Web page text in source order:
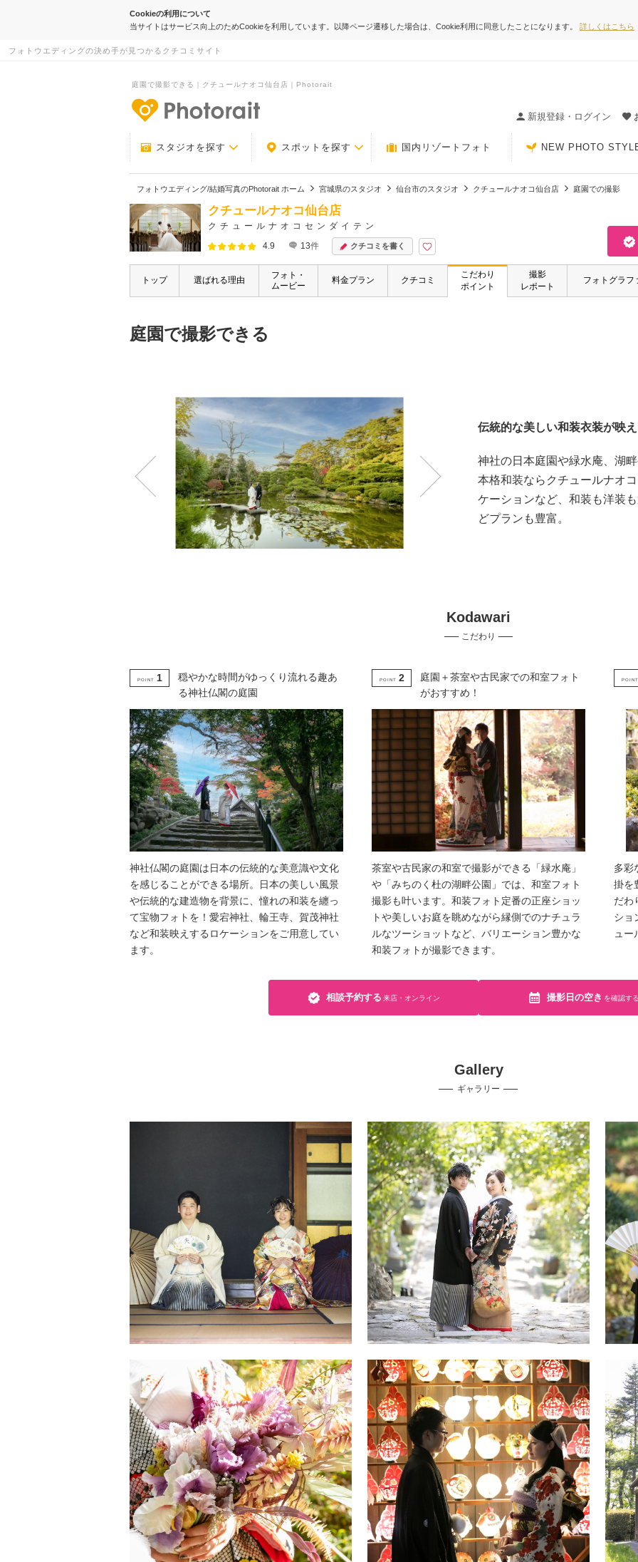
Cookieの利用について
当サイトはサービス向上のためCookieを利用しています。以降ページ遷移した場合は、Cookie利用に同意したことになります。 詳しくはこちら
フォトウエディングの決め手が見つかるクチコミサイト
庭園で撮影できる｜クチュールナオコ仙台店｜Photorait
新規登録・ログイン
スタジオを探す スポットを探す 国内リゾートフォト NEW PHOTO
フォトウエディング/結婚写真のPhotorait ホーム 宮城県のスタジオ 仙台市のスタジオ クチュールナオコ仙台店 庭園での撮影
クチュールナオコ仙台店
クチュールナオコセンダイテン
4.9
13件 クチコミを書く
トップ 選ばれる理由
フォト・
ムービー
料金プラン クチコミ
こだわり
ポイント
撮影
レポート
フォトグラフ
庭園で撮影できる
伝統的な美しい和装衣装が映
神社の日本庭園や緑水庵、湖
本格和装ならクチュールナオ
ケーションなど、和装も洋装
どプランも豊富。
Kodawari
こだわり
POINT 1
穏やかな時間がゆっくり流れる趣あ
る神社仏閣の庭園
神社仏閣の庭園は日本の伝統的な美意識や文化
を感じることができる場所。日本の美しい風景
や伝統的な建造物を背景に、憧れの和装を纏っ
て宝物フォトを！愛宕神社、輪王寺、賀茂神社
など和装映えするロケーションをご用意してい
ます。
POINT 2
庭園＋茶室や古民家での和室フォト
がおすすめ！
茶室や古民家の和室で撮影ができる「緑水庵」
や「みちのく杜の湖畔公園」では、和室フォト
撮影も叶います。和装フォト定番の正座ショッ
トや美しいお庭を眺めながら縁側でのナチュラ
ルなツーショットなど、バリエーション豊かな
和装フォトが撮影できます。
多彩
掛を
だわ
ショ
ュー
相談予約する 来店・オンライン 撮影日の空き を確認す
Gallery
ギャラリー